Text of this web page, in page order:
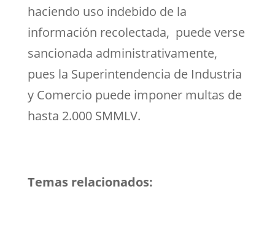
haciendo uso indebido de la
información recolectada, puede verse
sancionada administrativamente,
pues la Superintendencia de Industria
y Comercio puede imponer multas de
hasta 2.000 SMMLV.
Temas relacionados: